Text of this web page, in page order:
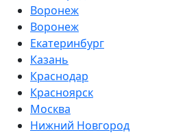
Воронеж
Воронеж
Екатеринбург
Казань
Краснодар
Красноярск
Москва
Нижний Новгород